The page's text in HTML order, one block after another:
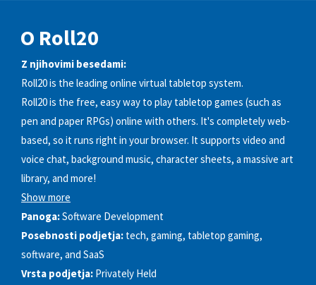
O Roll20
Z njihovimi besedami:
Roll20 is the leading online virtual tabletop system.
Roll20 is the free, easy way to play tabletop games (such as
pen and paper RPGs) online with others. It's completely web-
based, so it runs right in your browser. It supports video and
voice chat, background music, character sheets, a massive art
library, and more!
Show more
Panoga:Software Development
Posebnosti podjetja: tech, gaming, tabletop gaming,
software, and SaaS
Vrsta podjetja: Privately Held